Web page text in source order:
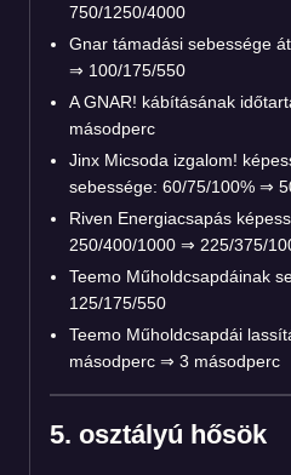
750/1250/4000
Gnar támadási sebessége
⇒ 100/175/550
A GNAR! kábításának
másodperc
Jinx Micsoda izgalom!
sebessége: 60/75/100% ⇒
Riven Energiacsapás
250/400/1000 ⇒ 225/375/
Teemo Műholdcsapdáinak
125/175/550
Teemo Műholdcsapdái
másodperc ⇒ 3 másodperc
5. osztályú hősök